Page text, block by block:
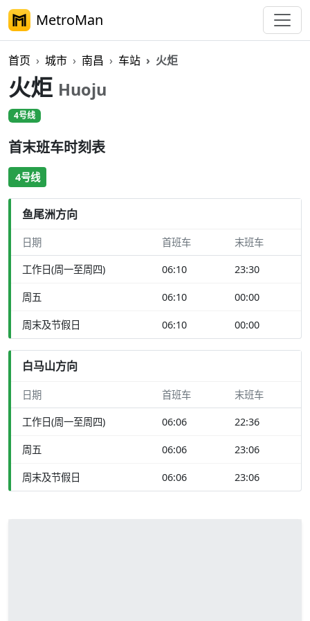
MetroMan
首页 城市 南昌 车站 火炬
火炬 Huoju
4号线
首末班车时刻表
4号线
鱼尾洲方向
日期 首班车 末班车
工作日(周一至周四) 06:10 23:30
周五 06:10 00:00
周末及节假日 06:10 00:00
白马山方向
日期 首班车 末班车
工作日(周一至周四) 06:06 22:36
周五 06:06 23:06
周末及节假日 06:06 23:06